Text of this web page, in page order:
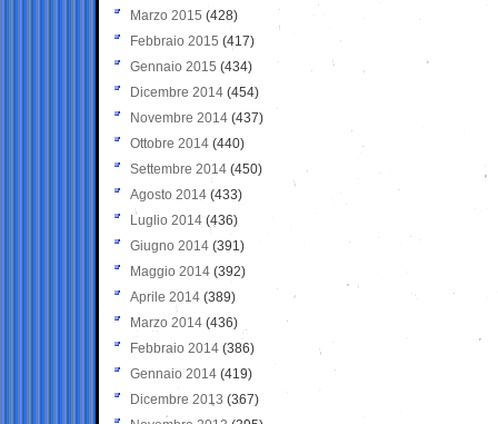
Marzo 2015 (428)
Febbraio 2015 (417)
Gennaio 2015 (434)
Dicembre 2014 (454)
Novembre 2014 (437)
Ottobre 2014 (440)
Settembre 2014 (450)
Agosto 2014 (433)
Luglio 2014 (436)
Giugno 2014 (391)
Maggio 2014 (392)
Aprile 2014 (389)
Marzo 2014 (436)
Febbraio 2014 (386)
Gennaio 2014 (419)
Dicembre 2013 (367)